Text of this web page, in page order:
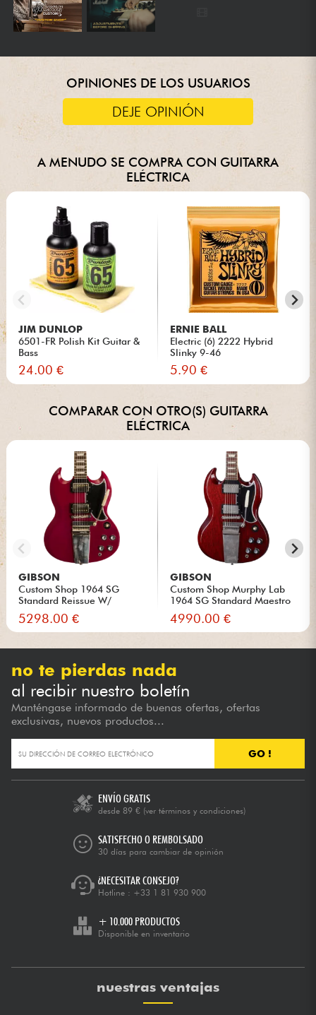
OPINIONES DE LOS USUARIOS
DEJE OPINIÓN
A MENUDO SE COMPRA CON GUITARRA
ELÉCTRICA
JIM DUNLOP
6501-FR Polish Kit Guitar &
Bass
24.00 €
ERNIE BALL
Electric (6) 2222 Hybrid
Slinky 9-46
5.90 €
COMPARAR CON OTRO(S) GUITARRA
ELÉCTRICA
GIBSON
Custom Shop 1964 SG
Standard Reissue W/
Maestro Vi...
5298.00 €
GIBSON
Custom Shop Murphy Lab
1964 SG Standard Maestro
Re...
4990.00 €
no te pierdas nada
al recibir nuestro boletín
Manténgase informado de buenas ofertas, ofertas
exclusivas, nuevos productos...
GO !
ENVÍO GRATIS
desde 89 € (ver términos y condiciones)
SATISFECHO O REMBOLSADO
30 días para cambiar de opinión
¿NECESITAR CONSEJO?
Hotline : +33 1 81 930 900
+ 10.000 PRODUCTOS
Disponible en inventario
nuestras ventajas